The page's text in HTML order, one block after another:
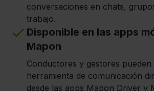
conversaciones en chats,
trabajo.
Disponible en las apps
Mapon
Conductores y gestores pueden
herramienta de comunicación
desde las apps Mapon Driver y